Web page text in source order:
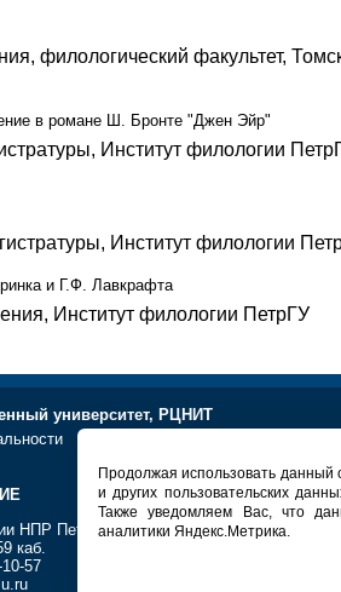
филологический факультет,
в романе Ш. Бронте "Джен Эйр"
Институт филологии
Институт филологии
и Г.Ф. Лавкрафта
Институт филологии ПетрГУ
университет, РЦНИТ
ТЕХНИЧЕСКАЯ
НПР ПетрГУ
каб.
57
Региональный центр
Адрес: ГК
Телефон: (814-
Продолжая использовать данный
и других пользовательских
Также уведомляем Вас, что
аналитики Яндекс.Метрика.